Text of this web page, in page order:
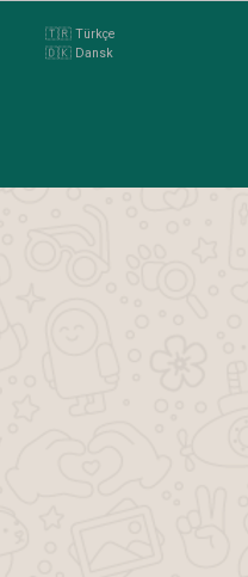
🇹🇷 Türkçe
🇩🇰 Dansk